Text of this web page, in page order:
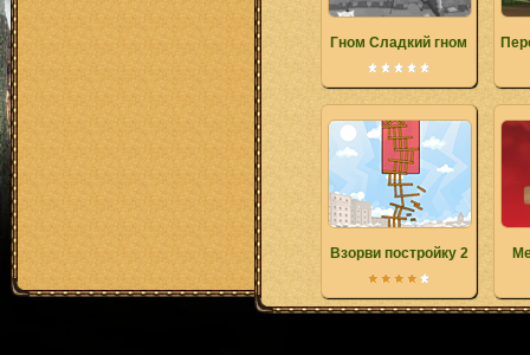
Гном Сладкий гном
Взорви постройку 2